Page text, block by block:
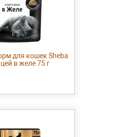
для кошек Sheba
в желе 75 г